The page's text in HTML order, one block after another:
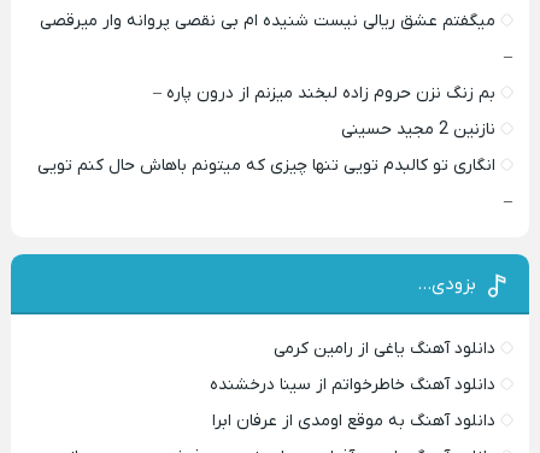
میگفتم عشق ریالی نیست شنیده ام بی نقصی پروانه وار میرقصی
–
بم زنگ نزن حروم زاده لبخند میزنم از درون پاره –
نازنین 2 مجید حسینی
انگاری تو کالبدم تویی تنها چیزی که میتونم باهاش حال کنم تویی
–
بزودی…
دانلود آهنگ یاغی از رامین کرمی
دانلود آهنگ خاطرخواتم از سینا درخشنده
دانلود آهنگ به موقع اومدی از عرفان ابرا